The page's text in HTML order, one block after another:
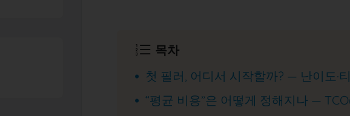
목차
첫 필러, 어디서 시작할까? — 난이도·
“평균 비용”은 어떻게 정해지나 —